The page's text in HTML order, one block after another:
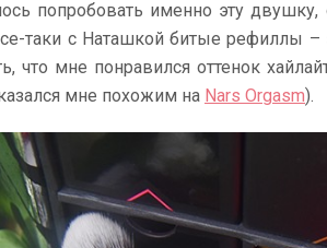
попробовать именно эту
таки с Наташкой битые рефиллы
что мне понравился оттенок
мне похожим на Nars Orgasm).